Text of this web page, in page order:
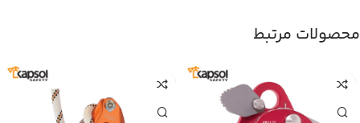
محصولات مرتبط